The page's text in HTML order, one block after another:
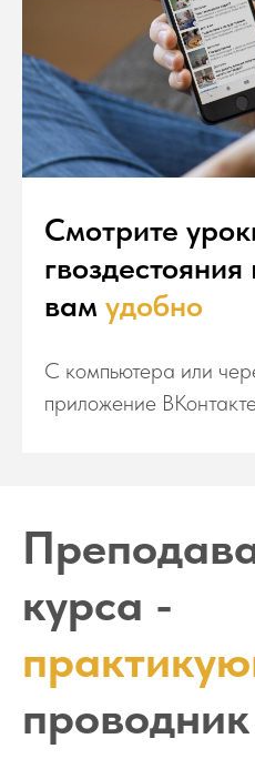
Смотрите
вам удобно
С компьютера или
приложение
курса -
проводник